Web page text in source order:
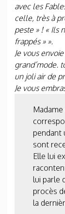
avec les
celle, très à
peste » ! « Ils
frappés » ».
Je vous
grand’mode.
un joli air de
Je vous
pendant
sont
Elle lui
lui parle
procès
la